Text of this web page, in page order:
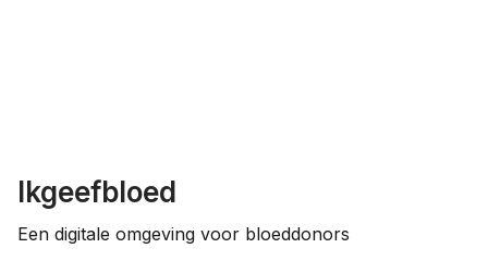
Ikgeefbloed
Een digitale omgeving voor bloeddonors